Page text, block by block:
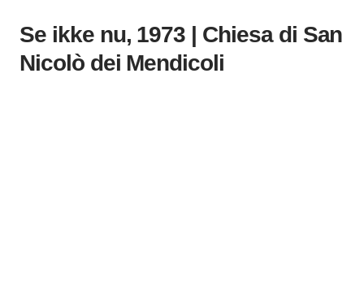
Se ikke nu, 1973 | Chiesa di San
Nicolò dei Mendicoli